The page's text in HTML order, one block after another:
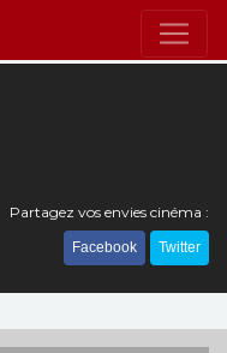
Partagez vos envies cinéma :
Facebook Twitter